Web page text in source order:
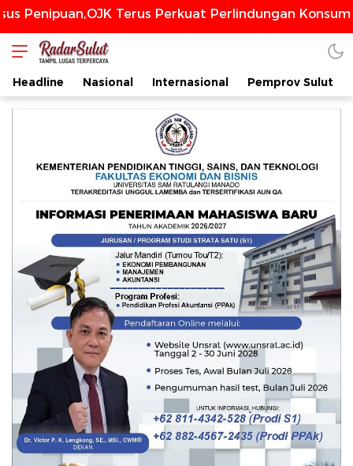
Terus Perkuat Perlindungan Konsumen Dari
Headline Nasional Internasional Pemprov Sulut